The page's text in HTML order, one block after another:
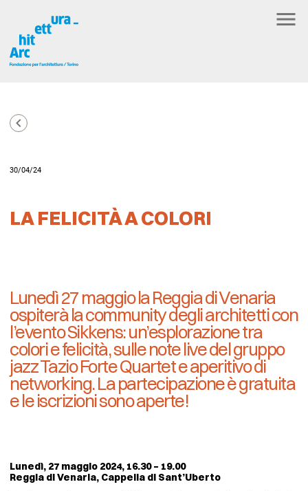
30/04/24
LA FELICITÀ A COLORI
Lunedì 27 maggio la Reggia di Venaria
ospiterà la community degli architetti con
l’evento Sikkens: un’esplorazione tra
colori e felicità, sulle note live del gruppo
jazz Tazio Forte Quartet e aperitivo di
networking. La partecipazione è gratuita
e le iscrizioni sono aperte!
Lunedì, 27 maggio 2024, 16.30 – 19.00
Reggia di Venaria, Cappella di Sant’Uberto